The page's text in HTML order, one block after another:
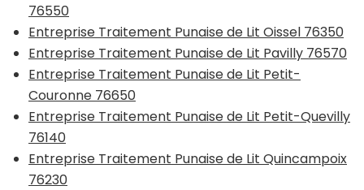
76550
Entreprise Traitement Punaise de Lit Oissel 76350
Entreprise Traitement Punaise de Lit Pavilly 76570
Entreprise Traitement Punaise de Lit Petit-
Couronne 76650
Entreprise Traitement Punaise de Lit Petit-Quevilly
76140
Entreprise Traitement Punaise de Lit Quincampoix
76230